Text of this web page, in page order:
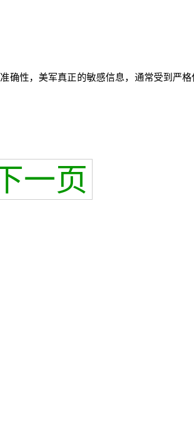
确性，美军真正的敏感信息，通常受到严
一页